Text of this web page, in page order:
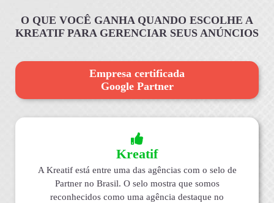
O QUE VOCÊ GANHA QUANDO ESCOLHE A
KREATIF PARA GERENCIAR SEUS ANÚNCIOS
Empresa certificada
Google Partner
Kreatif
A Kreatif está entre uma das agências com o selo de
Partner no Brasil. O selo mostra que somos
reconhecidos como uma agência destaque no